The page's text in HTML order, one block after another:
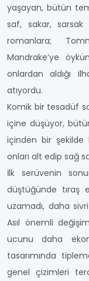
yaşayan, bütün
saf, sakar,
romanlara;
Mandrake’ye
onlardan aldığı
atıyordu.
Komik bir tesadüf
içine düşüyor,
içinden bir şekilde
onları alt edip sağ
İlk serüvenin
düştüğünde tıraş
uzamadı, daha
Asıl önemli
ucunu daha
tasarımında
genel çizimleri